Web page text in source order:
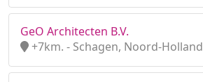
GeO Architecten B.V.
+7km. - Schagen, Noord-Holland